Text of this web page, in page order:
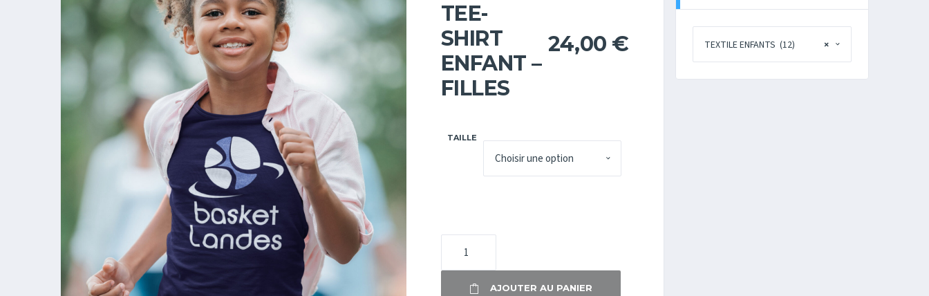
TEE-
SHIRT
ENFANT –
FILLES
24,00 €
TAILLE
AJOUTER AU PANIER
×
TEXTILE ENFANTS (12)